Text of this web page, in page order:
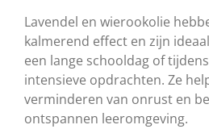
Lavendel en wierookolie
kalmerend effect en zijn
een lange schooldag of
intensieve opdrachten. Ze
verminderen van onrust en
ontspannen leeromgeving.